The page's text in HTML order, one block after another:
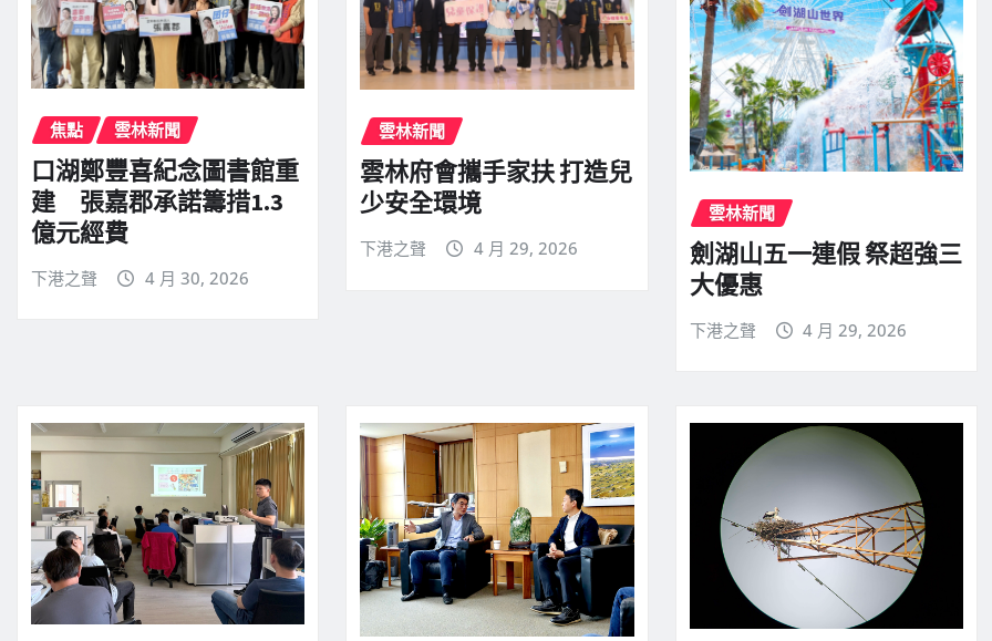
焦點 雲林新聞
口湖鄭豐喜紀念圖書館重
建 張嘉郡承諾籌措1.3
億元經費
下港之聲 4 月 30, 2026
雲林新聞
雲林府會攜手家扶 打造兒
少安全環境
下港之聲 4 月 29, 2026
雲林新聞
劍湖山五一連假 祭超強三
大優惠
下港之聲 4 月 29, 2026